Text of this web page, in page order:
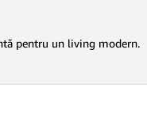
pentru un living modern.